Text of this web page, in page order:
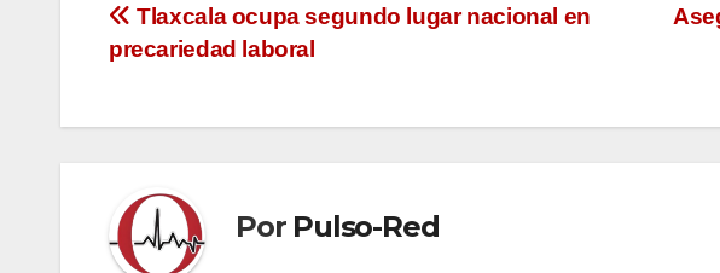
Navegación
de
entradas
Tlaxcala ocupa segundo lugar nacional en
precariedad laboral
Por Pulso-Red